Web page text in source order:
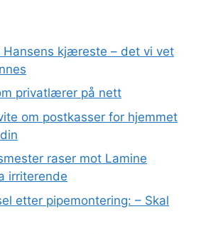
Hansens kjæreste – det vi vet
privatlærer på nett
om postkasser for hjemmet
raser mot Lamine
irriterende
etter pipemontering: – Skal